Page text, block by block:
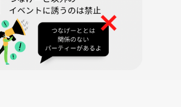
うね
となくでも